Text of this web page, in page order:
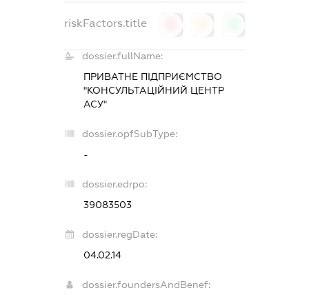
riskFactors.title
dossier.fullName:
ПРИВАТНЕ ПІДПРИЄМСТВО
"КОНСУЛЬТАЦІЙНИЙ ЦЕНТР
АСУ"
dossier.opfSubType:
-
dossier.edrpo:
39083503
dossier.regDate:
04.02.14
dossier.foundersAndBenef: